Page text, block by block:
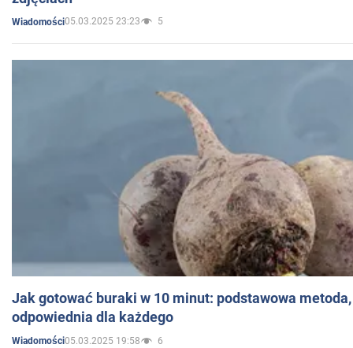
Wiadomości05.03.2025 23:23 5
Jak gotować buraki w 10 minut: podstawowa
odpowiednia dla każdego
Wiadomości05.03.2025 19:58 6